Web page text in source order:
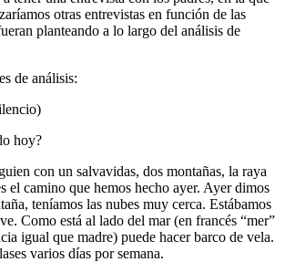
otras entrevistas en función de las
planteando a lo largo del análisis de
de análisis:
hoy?
con un salvavidas, dos montañas, la raya
el camino que hemos hecho ayer. Ayer dimos
teníamos las nubes muy cerca. Estábamos
Como está al lado del mar (en francés “mer”
igual que madre) puede hacer barco de vela.
varios días por semana.